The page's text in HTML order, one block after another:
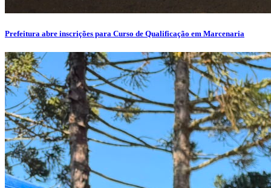
Prefeitura abre inscrições para Curso de Qualificação em Marcenaria